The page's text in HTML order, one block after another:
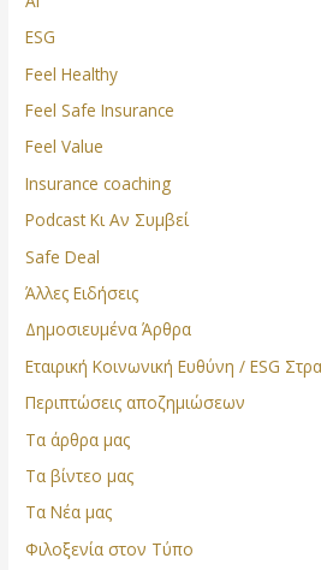
ESG
Feel Healthy
Feel Safe Insurance
Feel Value
Insurance coaching
Podcast Κι Αν Συμβεί
Safe Deal
Άλλες Ειδήσεις
Δημοσιευμένα Άρθρα
Εταιρική Κοινωνική Ευθύνη / ESG
Περιπτώσεις αποζημιώσεων
Τα άρθρα μας
Τα βίντεο μας
Τα Νέα μας
Φιλοξενία στον Τύπο